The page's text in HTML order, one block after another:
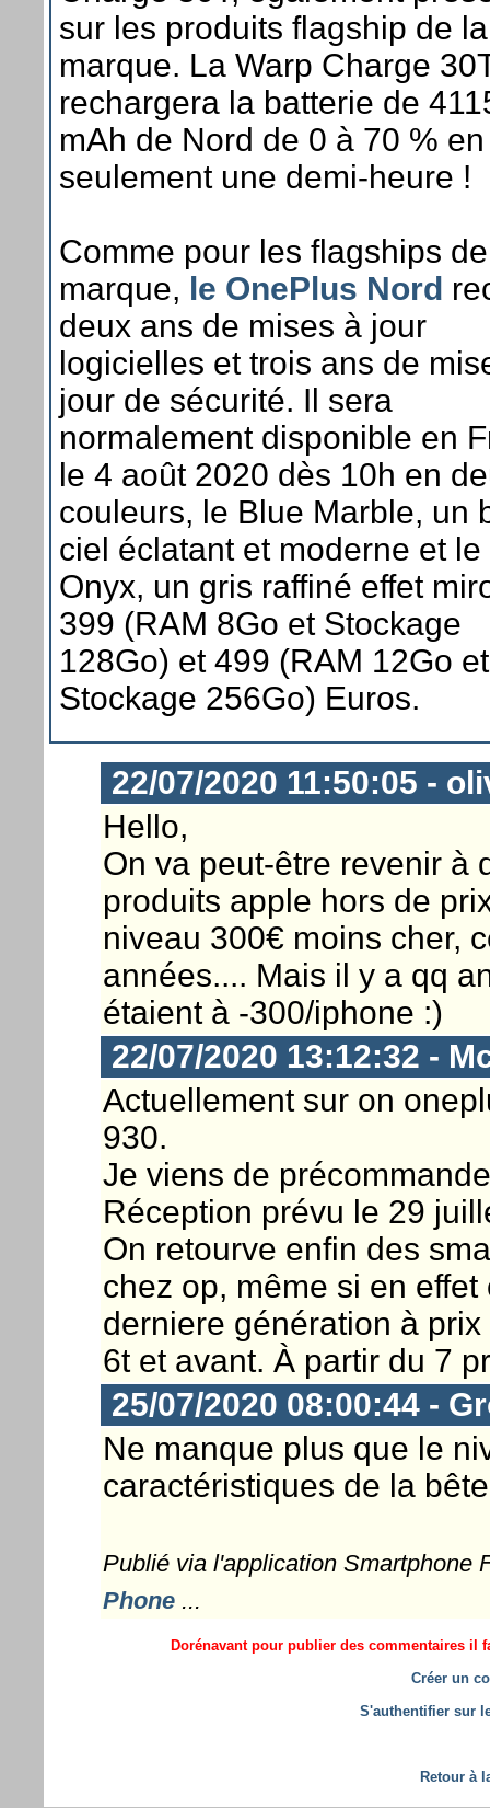
sur les produits flagship de la
marque. La Warp Charge
rechargera la batterie de
mAh de Nord de 0 à 70 % en
seulement une demi-heure !
Comme pour les flagships
marque, le OnePlus Nord
deux ans de mises à jour
logicielles et trois ans de
jour de sécurité. Il sera
normalement disponible en
le 4 août 2020 dès 10h en
couleurs, le Blue Marble, un
ciel éclatant et moderne et le
Onyx, un gris raffiné effet
399 (RAM 8Go et Stockage
128Go) et 499 (RAM 12Go et
Stockage 256Go) Euros.
22/07/2020 11:50:05 -
Hello,
On va peut-être revenir à
produits apple hors de
niveau 300€ moins cher,
années.... Mais il y a qq
étaient à -300/iphone :)
22/07/2020 13:12:32 -
Actuellement sur on
930.
Je viens de
Réception prévu le 29
On retourve enfin des
chez op, même si en
derniere génération à
6t et avant. À partir du 7
25/07/2020 08:00:44 -
Ne manque plus que le
caractéristiques de la
Publié via l'application Smartphone
Phone...
Dorénavant pour publier des commentaires il
Créer un
S'authentifier sur
Retour à